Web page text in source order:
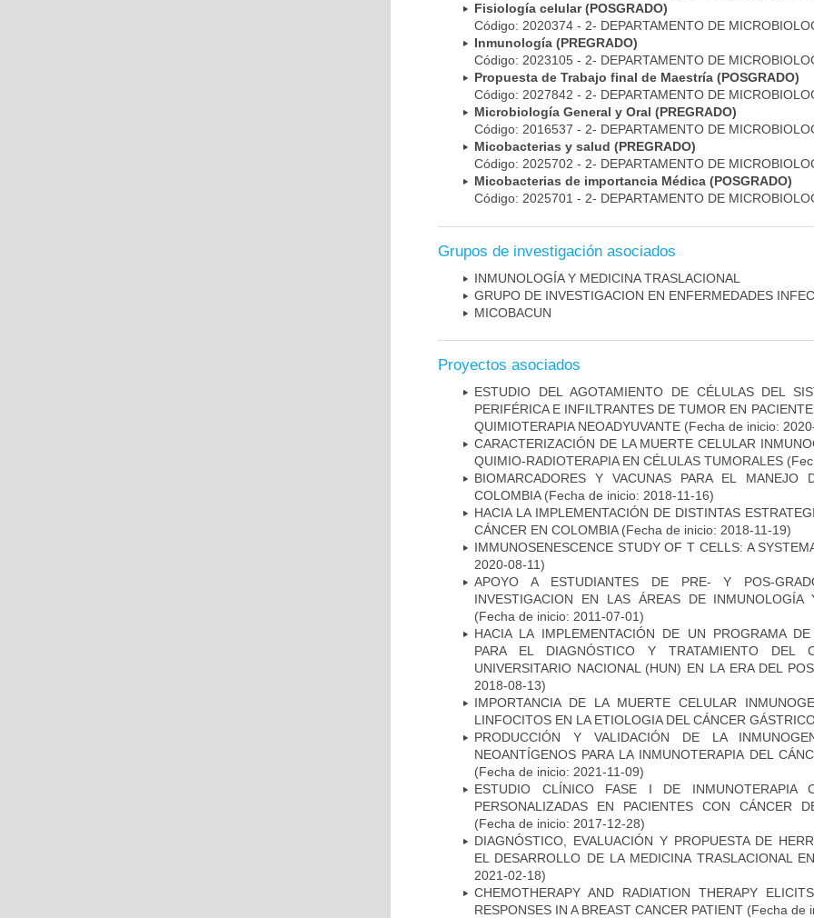
Fisiología celular (POSGRADO)
Código: 2020374 - 2- DEPARTAMENTO DE
Inmunología (PREGRADO)
Código: 2023105 - 2- DEPARTAMENTO DE
Propuesta de Trabajo final de Maestría (POSGRADO)
Código: 2027842 - 2- DEPARTAMENTO DE
Microbiología General y Oral (PREGRADO)
Código: 2016537 - 2- DEPARTAMENTO DE
Micobacterias y salud (PREGRADO)
Código: 2025702 - 2- DEPARTAMENTO DE
Micobacterias de importancia Médica (POSGRADO)
Código: 2025701 - 2- DEPARTAMENTO DE
Grupos de investigación asociados
INMUNOLOGÍA Y MEDICINA TRASLACIONAL
GRUPO DE INVESTIGACION EN ENFERMEDADES
MICOBAC­UN
Proyectos asociados
ESTUDIO DEL AGOTAMIENTO DE CÉLULAS DEL
PERIFÉRICA E INFILTRANTES DE TUMOR EN
QUIMIOTERAPIA NEOADYUVANTE (Fecha de inicio:
CARACTERIZACIÓN DE LA MUERTE CELULAR
QUIMIO-RADIOTERAPIA EN CÉLULAS TUMORALES
BIOMARCADORES Y VACUNAS PARA EL MANEJO
COLOMBIA(Fecha de inicio: 2018-11-16)
HACIA LA IMPLEMENTACIÓN DE DISTINTAS
CÁNCER EN COLOMBIA(Fecha de inicio: 2018-11-19)
IMMUNOSENESCENCE STUDY OF T CELLS: A
2020-08-11)
APOYO A ESTUDIANTES DE PRE- Y POS-
INVESTIGACION EN LAS ÁREAS DE INMUNOLOGÍA
(Fecha de inicio: 2011-07-01)
HACIA LA IMPLEMENTACIÓN DE UN PROGRAMA
PARA EL DIAGNÓSTICO Y TRATAMIENTO DEL
UNIVERSITARIO NACIONAL (HUN) EN LA ERA DEL
2018-08-13)
IMPORTANCIA DE LA MUERTE CELULAR
LINFOCITOS EN LA ETIOLOGIA DEL CÁNCER
PRODUCCIÓN Y VALIDACIÓN DE LA
NEOANTÍGENOS PARA LA INMUNOTERAPIA DEL
(Fecha de inicio: 2021-11-09)
ESTUDIO CLÍNICO FASE I DE INMUNOTERAPIA
PERSONALIZADAS EN PACIENTES CON CÁNCER
(Fecha de inicio: 2017-12-28)
DIAGNÓSTICO, EVALUACIÓN Y PROPUESTA DE
EL DESARROLLO DE LA MEDICINA TRASLACIONAL
2021-02-18)
CHEMOTHERAPY AND RADIATION THERAPY
RESPONSES IN A BREAST CANCER PATIENT (Fecha de